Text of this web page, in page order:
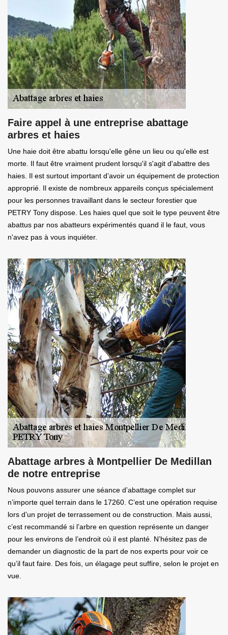
Faire appel à une entreprise abattage
arbres et haies
Une haie doit être abattu lorsqu'elle gêne un lieu ou qu'elle est
morte. Il faut être vraiment prudent lorsqu'il s'agit d'abattre des
haies. Il est surtout important d’avoir un équipement de protection
approprié. Il existe de nombreux appareils conçus spécialement
pour les personnes travaillant dans le secteur forestier que
PETRY Tony dispose. Les haies quel que soit le type peuvent être
abattus par nos abatteurs expérimentés quand il le faut, vous
n'avez pas à vous inquiéter.
Abattage arbres à Montpellier De Medillan
de notre entreprise
Nous pouvons assurer une séance d’abattage complet sur
n’importe quel terrain dans le 17260. C’est une opération requise
lors d’un projet de terrassement ou de construction. Mais aussi,
c’est recommandé si l’arbre en question représente un danger
pour les environs de l’endroit où il est planté. N’hésitez pas de
demander un diagnostic de la part de nos experts pour voir ce
qu’il faut faire. Des fois, un élagage peut suffire, selon le projet en
vue.